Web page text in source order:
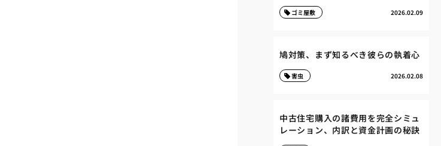
2026.02.09
ゴミ屋敷
鳩対策、まず知るべき彼らの執着心
2026.02.08
害虫
中古住宅購入の諸費用を完全シミュ
レーション、内訳と資金計画の秘訣